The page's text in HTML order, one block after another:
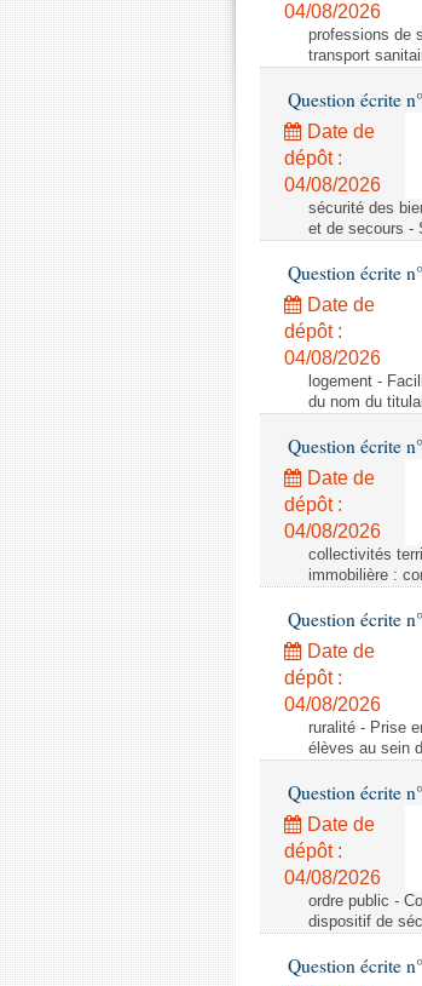
04/08/2026
professions de
transport
Question écrite
Date de
dépôt :
04/08/2026
sécurité des
et de secours -
Question écrite
Date de
dépôt :
04/08/2026
logement -
du nom du
Question écrite
Date de
dépôt :
04/08/2026
collectivités
immobilière :
Question écrite
Date de
dépôt :
04/08/2026
ruralité - Prise
élèves au sein
Question écrite
Date de
dépôt :
04/08/2026
ordre public -
dispositif de
Question écrite